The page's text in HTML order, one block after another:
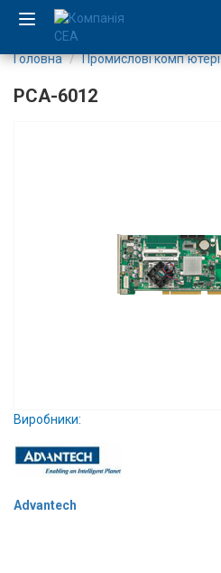
Виробництво
Послуги
Вхід/
авторизація
Виробники
Головна Промислові комп`ютері
PCA-6012
Виробники:
Advantech